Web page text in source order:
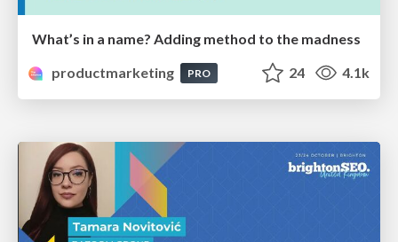
What’s in a name? Adding method to the madness
productmarketing
PRO 24 4.1k